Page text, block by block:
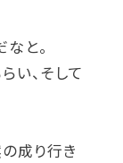
と。
い、そして
成り行き